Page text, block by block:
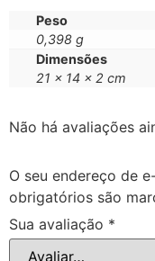
Peso
0,398 g
Dimensões
21 × 14 × 2 cm
Não há avaliações
O seu endereço de
obrigatórios são
Sua avaliação *